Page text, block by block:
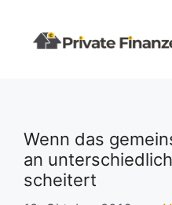
springen
Wenn das
an
scheitert